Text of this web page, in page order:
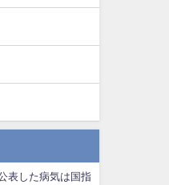
表した病気は国指